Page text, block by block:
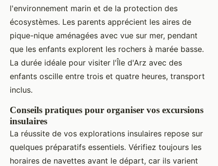
l'environnement marin et de la protection des
écosystèmes. Les parents apprécient les aires de
pique-nique aménagées avec vue sur mer, pendant
que les enfants explorent les rochers à marée basse.
La durée idéale pour visiter l'Île d'Arz avec des
enfants oscille entre trois et quatre heures, transport
inclus.
Conseils pratiques pour organiser vos excursions
insulaires
La réussite de vos explorations insulaires repose sur
quelques préparatifs essentiels. Vérifiez toujours les
horaires de navettes avant le départ, car ils varient